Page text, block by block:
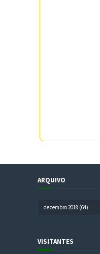
ARQUIVO
VISITANTES